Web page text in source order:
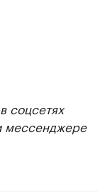
соцсетях